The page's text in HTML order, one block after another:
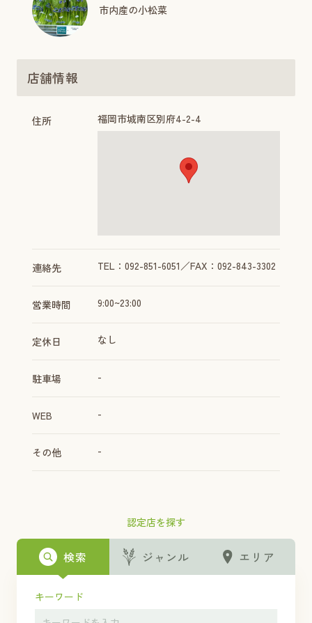
認定店を探す
検索 ジャンル エリア
キーワード
市内産の小松菜
店舗情報
住所 福岡市城南区別府4-2-4
連絡先 TEL：092-851-6051／FAX：092-843-3302
営業時間 9:00~23:00
定休日 なし
駐車場 -
WEB -
その他 -